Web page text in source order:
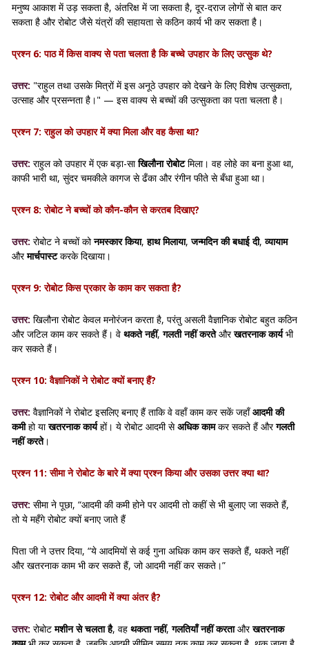
मनुष्य आकाश में उड़ सकता है, अंतरिक्ष में जा सकता है, दूर-दराज लोगों से बात कर
सकता है और रोबोट जैसे यंत्रों की सहायता से कठिन कार्य भी कर सकता है।
प्रश्न 6: पाठ में किस वाक्य से पता चलता है कि बच्चे उपहार के लिए उत्सुक थे?
उत्तर: "राहुल तथा उसके मित्रों में इस अनूठे उपहार को देखने के लिए विशेष उत्सुकता,
उत्साह और प्रसन्नता है।" — इस वाक्य से बच्चों की उत्सुकता का पता चलता है।
प्रश्न 7: राहुल को उपहार में क्या मिला और वह कैसा था?
उत्तर: राहुल को उपहार में एक बड़ा-साखिलौना रोबोटमिला। वह लोहे का बना हुआ था,
काफी भारी था, सुंदर चमकीले कागज से ढँका और रंगीन फीते से बँधा हुआ था।
प्रश्न 8: रोबोट ने बच्चों को कौन-कौन से करतब दिखाए?
उत्तर: रोबोट ने बच्चों कोनमस्कार किया,हाथ मिलाया,जन्मदिन की बधाई दी,व्यायाम
औरमार्चपास्टकरके दिखाया।
प्रश्न 9: रोबोट किस प्रकार के काम कर सकता है?
उत्तर: खिलौना रोबोट केवल मनोरंजन करता है, परंतु असली वैज्ञानिक रोबोट बहुत कठिन
और जटिल काम कर सकते हैं। वे थकते नहीं,गलती नहीं करतेऔरखतरनाक कार्यभी
कर सकते हैं।
प्रश्न 10: वैज्ञानिकों ने रोबोट क्यों बनाए हैं?
उत्तर: वैज्ञानिकों ने रोबोट इसलिए बनाए हैं ताकि वे वहाँ काम कर सकें जहाँआदमी की
कमीहो याखतरनाक कार्यहों। ये रोबोट आदमी सेअधिक कामकर सकते हैं औरगलती
नहीं करते।
प्रश्न 11: सीमा ने रोबोट के बारे में क्या प्रश्न किया और उसका उत्तर क्या था?
उत्तर: सीमा ने पूछा, “आदमी की कमी होने पर आदमी तो कहीं से भी बुलाए जा सकते हैं,
तो ये महँगे रोबोट क्यों बनाए जाते हैं
पिता जी ने उत्तर दिया, “ये आदमियों से कई गुना अधिक काम कर सकते हैं, थकते नहीं
और खतरनाक काम भी कर सकते हैं, जो आदमी नहीं कर सकते।”
प्रश्न 12: रोबोट और आदमी में क्या अंतर है?
उत्तर: रोबोटमशीन से चलता है, वह थकता नहीं,गलतियाँ नहीं करताऔरखतरनाक